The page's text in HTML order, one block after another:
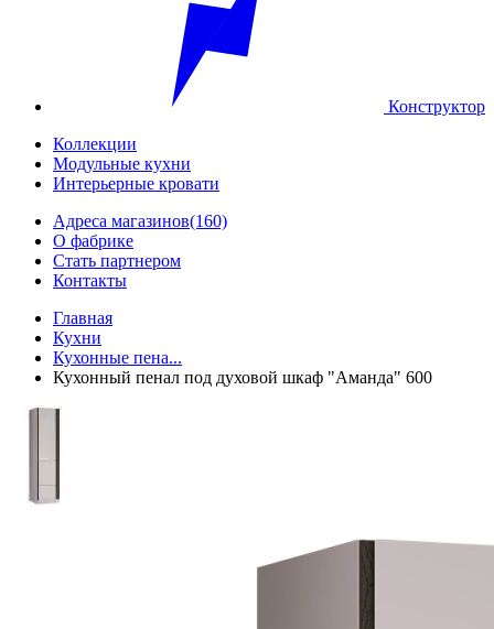
Конструктор
Коллекции
Модульные кухни
Интерьерные кровати
Адреса магазинов(160)
О фабрике
Стать партнером
Контакты
Главная
Кухни
Кухонные пена...
Кухонный пенал под духовой шкаф "Аманда" 600